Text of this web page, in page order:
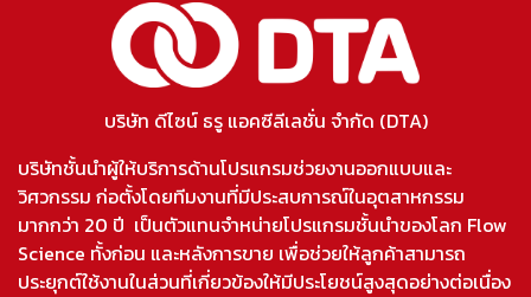
บริษัท ดีไซน์ ธรู แอคซีลีเลชั่น จำกัด (DTA)
บริษัทชั้นนำผู้ให้บริการด้านโปรแกรมช่วยงานออกแบบและ
วิศวกรรม ก่อตั้งโดยทีมงานที่มีประสบการณ์ในอุตสาหกรรม
มากกว่า 20 ปี เป็นตัวแทนจำหน่ายโปรแกรมชั้นนำของโลก Flow
Science ทั้งก่อน และหลังการขาย เพื่อช่วยให้ลูกค้าสามารถ
ประยุกต์ใช้งานในส่วนที่เกี่ยวข้องให้มีประโยชน์สูงสุดอย่างต่อเนื่อง